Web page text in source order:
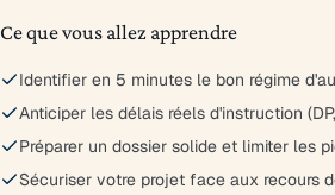
Ce que vous allez apprendre
Identifier en 5 minutes le bon régime
Anticiper les délais réels d'instruction
Préparer un dossier solide et limiter les
Sécuriser votre projet face aux recours